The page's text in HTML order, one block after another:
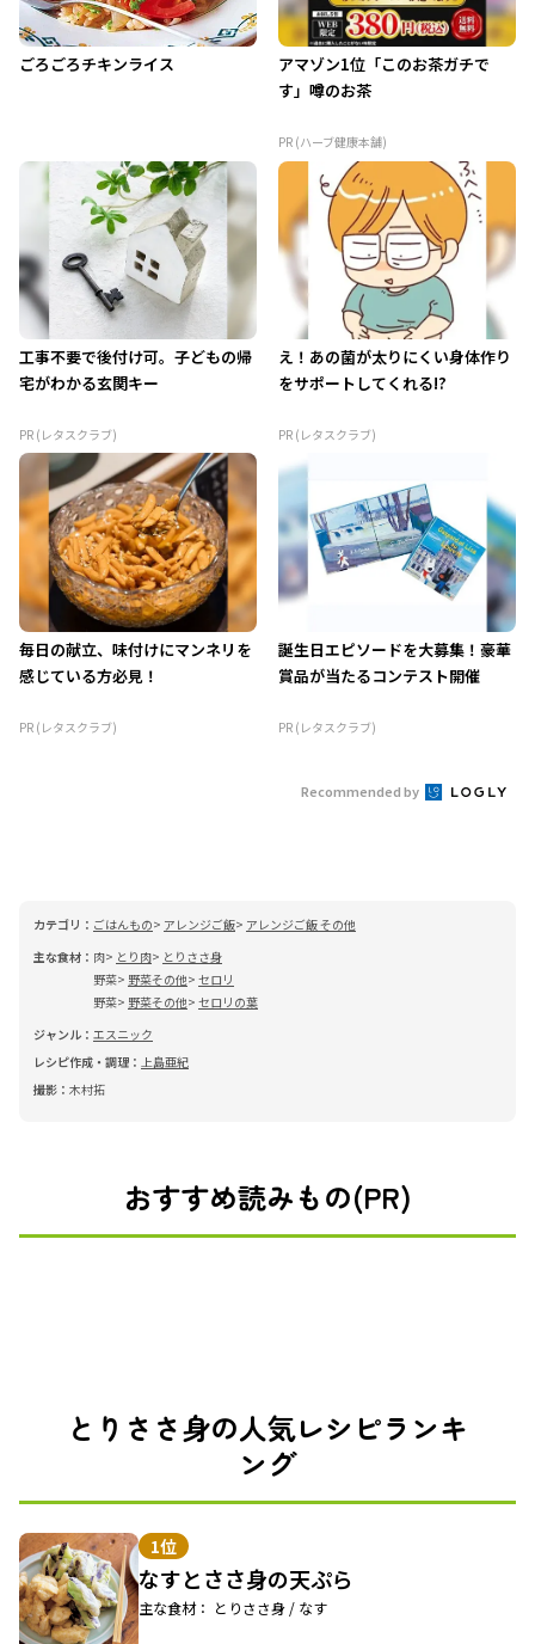
ごろごろチキンライス
アマゾン1位「このお茶ガチで
す」噂のお茶
PR (ハーブ健康本舗)
工事不要で後付け可。子どもの帰
宅がわかる玄関キー
PR (レタスクラブ)
え！あの菌が太りにくい身体作り
をサポートしてくれる!?
PR (レタスクラブ)
毎日の献立、味付けにマンネリを
感じている方必見！
PR (レタスクラブ)
誕生日エピソードを大募集！豪華
賞品が当たるコンテスト開催
PR (レタスクラブ)
Recommended by
カテゴリ： ごはんもの アレンジご飯
アレンジご飯 その他
主な食材： 肉 とり肉
とりささ身
野菜
野菜その他 セロリ
野菜
野菜その他 セロリの葉
ジャンル： エスニック
レシピ作成・調理： 上島亜紀
撮影： 木村拓
おすすめ読みもの(PR)
とりささ身の人気レシピランキ
ング
1位
なすとささ身の天ぷら
主な食材： とりささ身 / なす